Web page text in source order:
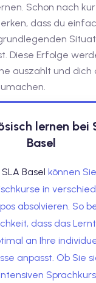
Schon nach
dass du
Diese Erfolge
auszahlt und dich
lernen bei
Basel
SLA Basel können Sie
in
absolvieren. So
dass das
an Ihre
anpasst. Ob Sie